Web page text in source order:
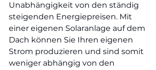
Unabhängigkeit von den ständig
steigenden Energiepreisen. Mit
einer eigenen Solaranlage auf dem
Dach können Sie Ihren eigenen
Strom produzieren und sind somit
weniger abhängig von den